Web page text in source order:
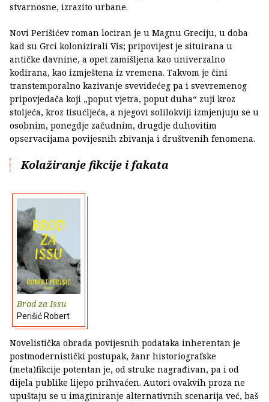
stvarnosne, izrazito urbane.
Novi Perišićev roman lociran je u Magnu Greciju, u doba
kad su Grci kolonizirali Vis; pripovijest je situirana u
antičke davnine, a opet zamišljena kao univerzalno
kodirana, kao izmještena iz vremena. Takvom je čini
transtemporalno kazivanje svevidećeg pa i svevremenog
pripovjedača koji „poput vjetra, poput duha“ zuji kroz
stoljeća, kroz tisućljeća, a njegovi solilokviji izmjenjuju se u
osobnim, ponegdje začudnim, drugdje duhovitim
opservacijama povijesnih zbivanja i društvenih fenomena.
Kolažiranje fikcije i fakata
Brod za Issu
Perišić Robert
Novelistička obrada povijesnih podataka inherentan je
postmodernistički postupak, žanr historiografske
(meta)fikcije potentan je, od struke nagrađivan, pa i od
dijela publike lijepo prihvaćen. Autori ovakvih proza ne
upuštaju se u imaginiranje alternativnih scenarija već, baš